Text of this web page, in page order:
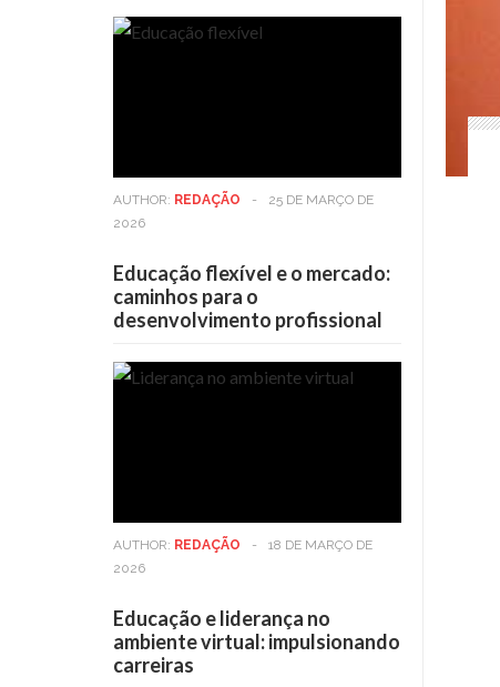
AUTHOR: REDAÇÃO -
25 DE MARÇO DE
2026
Educação flexível e o mercado:
caminhos para o
desenvolvimento profissional
AUTHOR: REDAÇÃO -
18 DE MARÇO DE
2026
Educação e liderança no
ambiente virtual: impulsionando
carreiras